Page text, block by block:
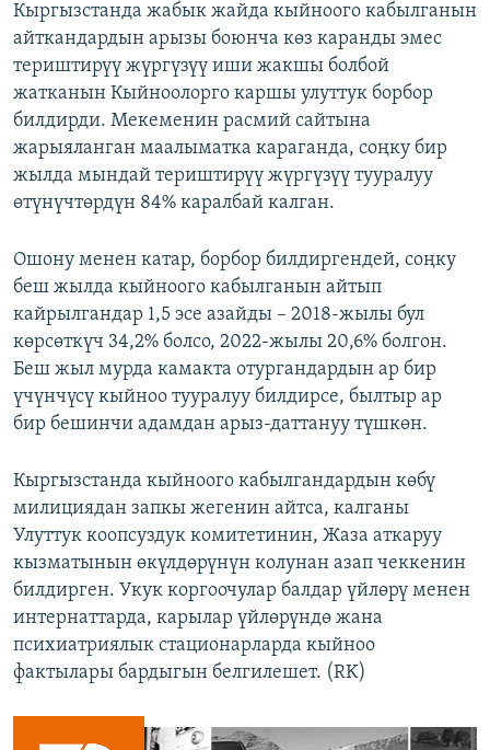
Кыргызстанда жабык жайда кыйноого кабылганын
айткандардын арызы боюнча көз каранды эмес
териштирүү жүргүзүү иши жакшы болбой
жатканын Кыйноолорго каршы улуттук борбор
билдирди. Мекеменин расмий сайтына
жарыяланган маалыматка караганда, соңку бир
жылда мындай териштирүү жүргүзүү тууралуу
өтүнүчтөрдүн 84% каралбай калган.
Ошону менен катар, борбор билдиргендей, соңку
беш жылда кыйноого кабылганын айтып
кайрылгандар 1,5 эсе азайды – 2018-жылы бул
көрсөткүч 34,2% болсо, 2022-жылы 20,6% болгон.
Беш жыл мурда камакта отургандардын ар бир
үчүнчүсү кыйноо тууралуу билдирсе, былтыр ар
бир бешинчи адамдан арыз-даттануу түшкөн.
Кыргызстанда кыйноого кабылгандардын көбү
милициядан запкы жегенин айтса, калганы
Улуттук коопсуздук комитетинин, Жаза аткаруу
кызматынын өкүлдөрүнүн колунан азап чеккенин
билдирген. Укук коргоочулар балдар үйлөрү менен
интернаттарда, карылар үйлөрүндө жана
психиатриялык стационарларда кыйноо
фактылары бардыгын белгилешет. (RK)